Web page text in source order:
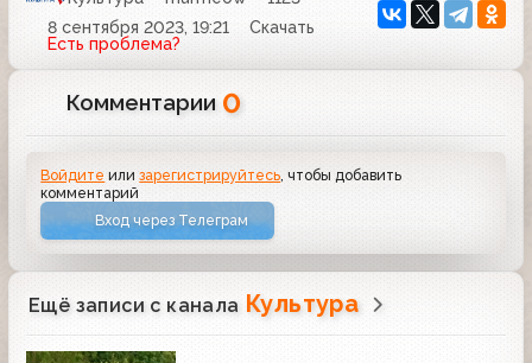
8 сентября 2023, 19:21
Скачать
Есть проблема?
Комментарии 0
Войдите илизарегистрируйтесь , чтобы добавить
комментарий
Вход через Телеграм
Ещё записи с канала Культура